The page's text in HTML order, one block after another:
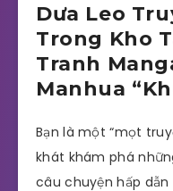
Dưa Leo
Trong Kho
Tranh
Manhua
Bạn là một “mọt
khát khám phá
câu chuyện hấp